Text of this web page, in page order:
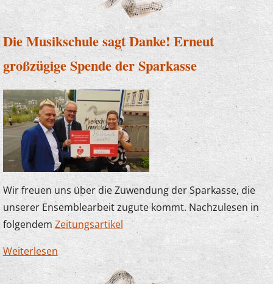
Die Musikschule sagt Danke! Erneut
großzügige Spende der Sparkasse
Wir freuen uns über die Zuwendung der Sparkasse, die
unserer Ensemblearbeit zugute kommt. Nachzulesen in
folgendem Zeitungsartikel
Weiterlesenüber Die Musikschule sagt Danke! Erneut
großzügige Spende der Sparkasse